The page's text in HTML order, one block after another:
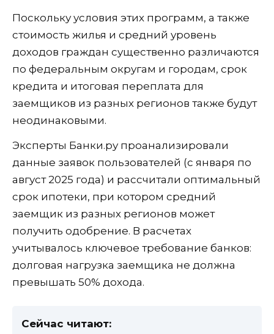
Поскольку условия этих программ, а также
стоимость жилья и средний уровень
доходов граждан существенно различаются
по федеральным округам и городам, срок
кредита и итоговая переплата для
заемщиков из разных регионов также будут
неодинаковыми.
Эксперты Банки.ру проанализировали
данные заявок пользователей (с января по
август 2025 года) и рассчитали оптимальный
срок ипотеки, при котором средний
заемщик из разных регионов может
получить одобрение. В расчетах
учитывалось ключевое требование банков:
долговая нагрузка заемщика не должна
превышать 50% дохода.
Сейчас читают: